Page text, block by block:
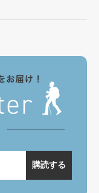
購読する